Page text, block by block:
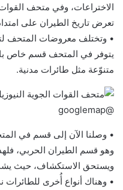
الاختراعات، وفي متحف القوات
تعرض تاريخ الطيران على
• وتختلف معروضات المتحف
يتوفر في المتحف قسم خاص
متنوّعة مثل طائرات مدنية.
@googlemap
• وصلنا الآن إلى قسم في
وهو قسم الطيران الحربي،
ويستحق الاستكشاف، حيث
• وهناك أنواع أُخرى للطائرات